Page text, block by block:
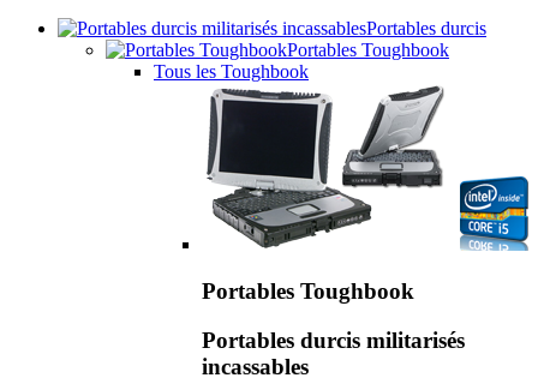
Portables durcis
Portables Toughbook
Tous les Toughbook
Portables Toughbook
Portables durcis militarisés
incassables